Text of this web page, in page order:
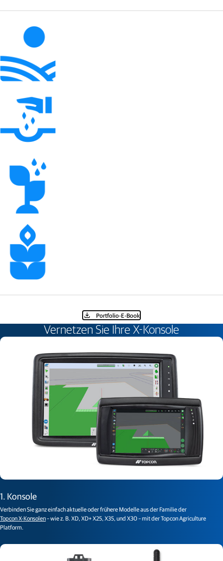
Portfolio-E-Book
Vernetzen Sie Ihre X-Konsole
1. Konsole
Verbinden Sie ganz einfach aktuelle oder frühere Modelle aus der Familie der
Topcon X-Konsolen– wie z. B. XD, XD+ X25, X35, und X30 – mit der Topcon Agriculture
Platform.